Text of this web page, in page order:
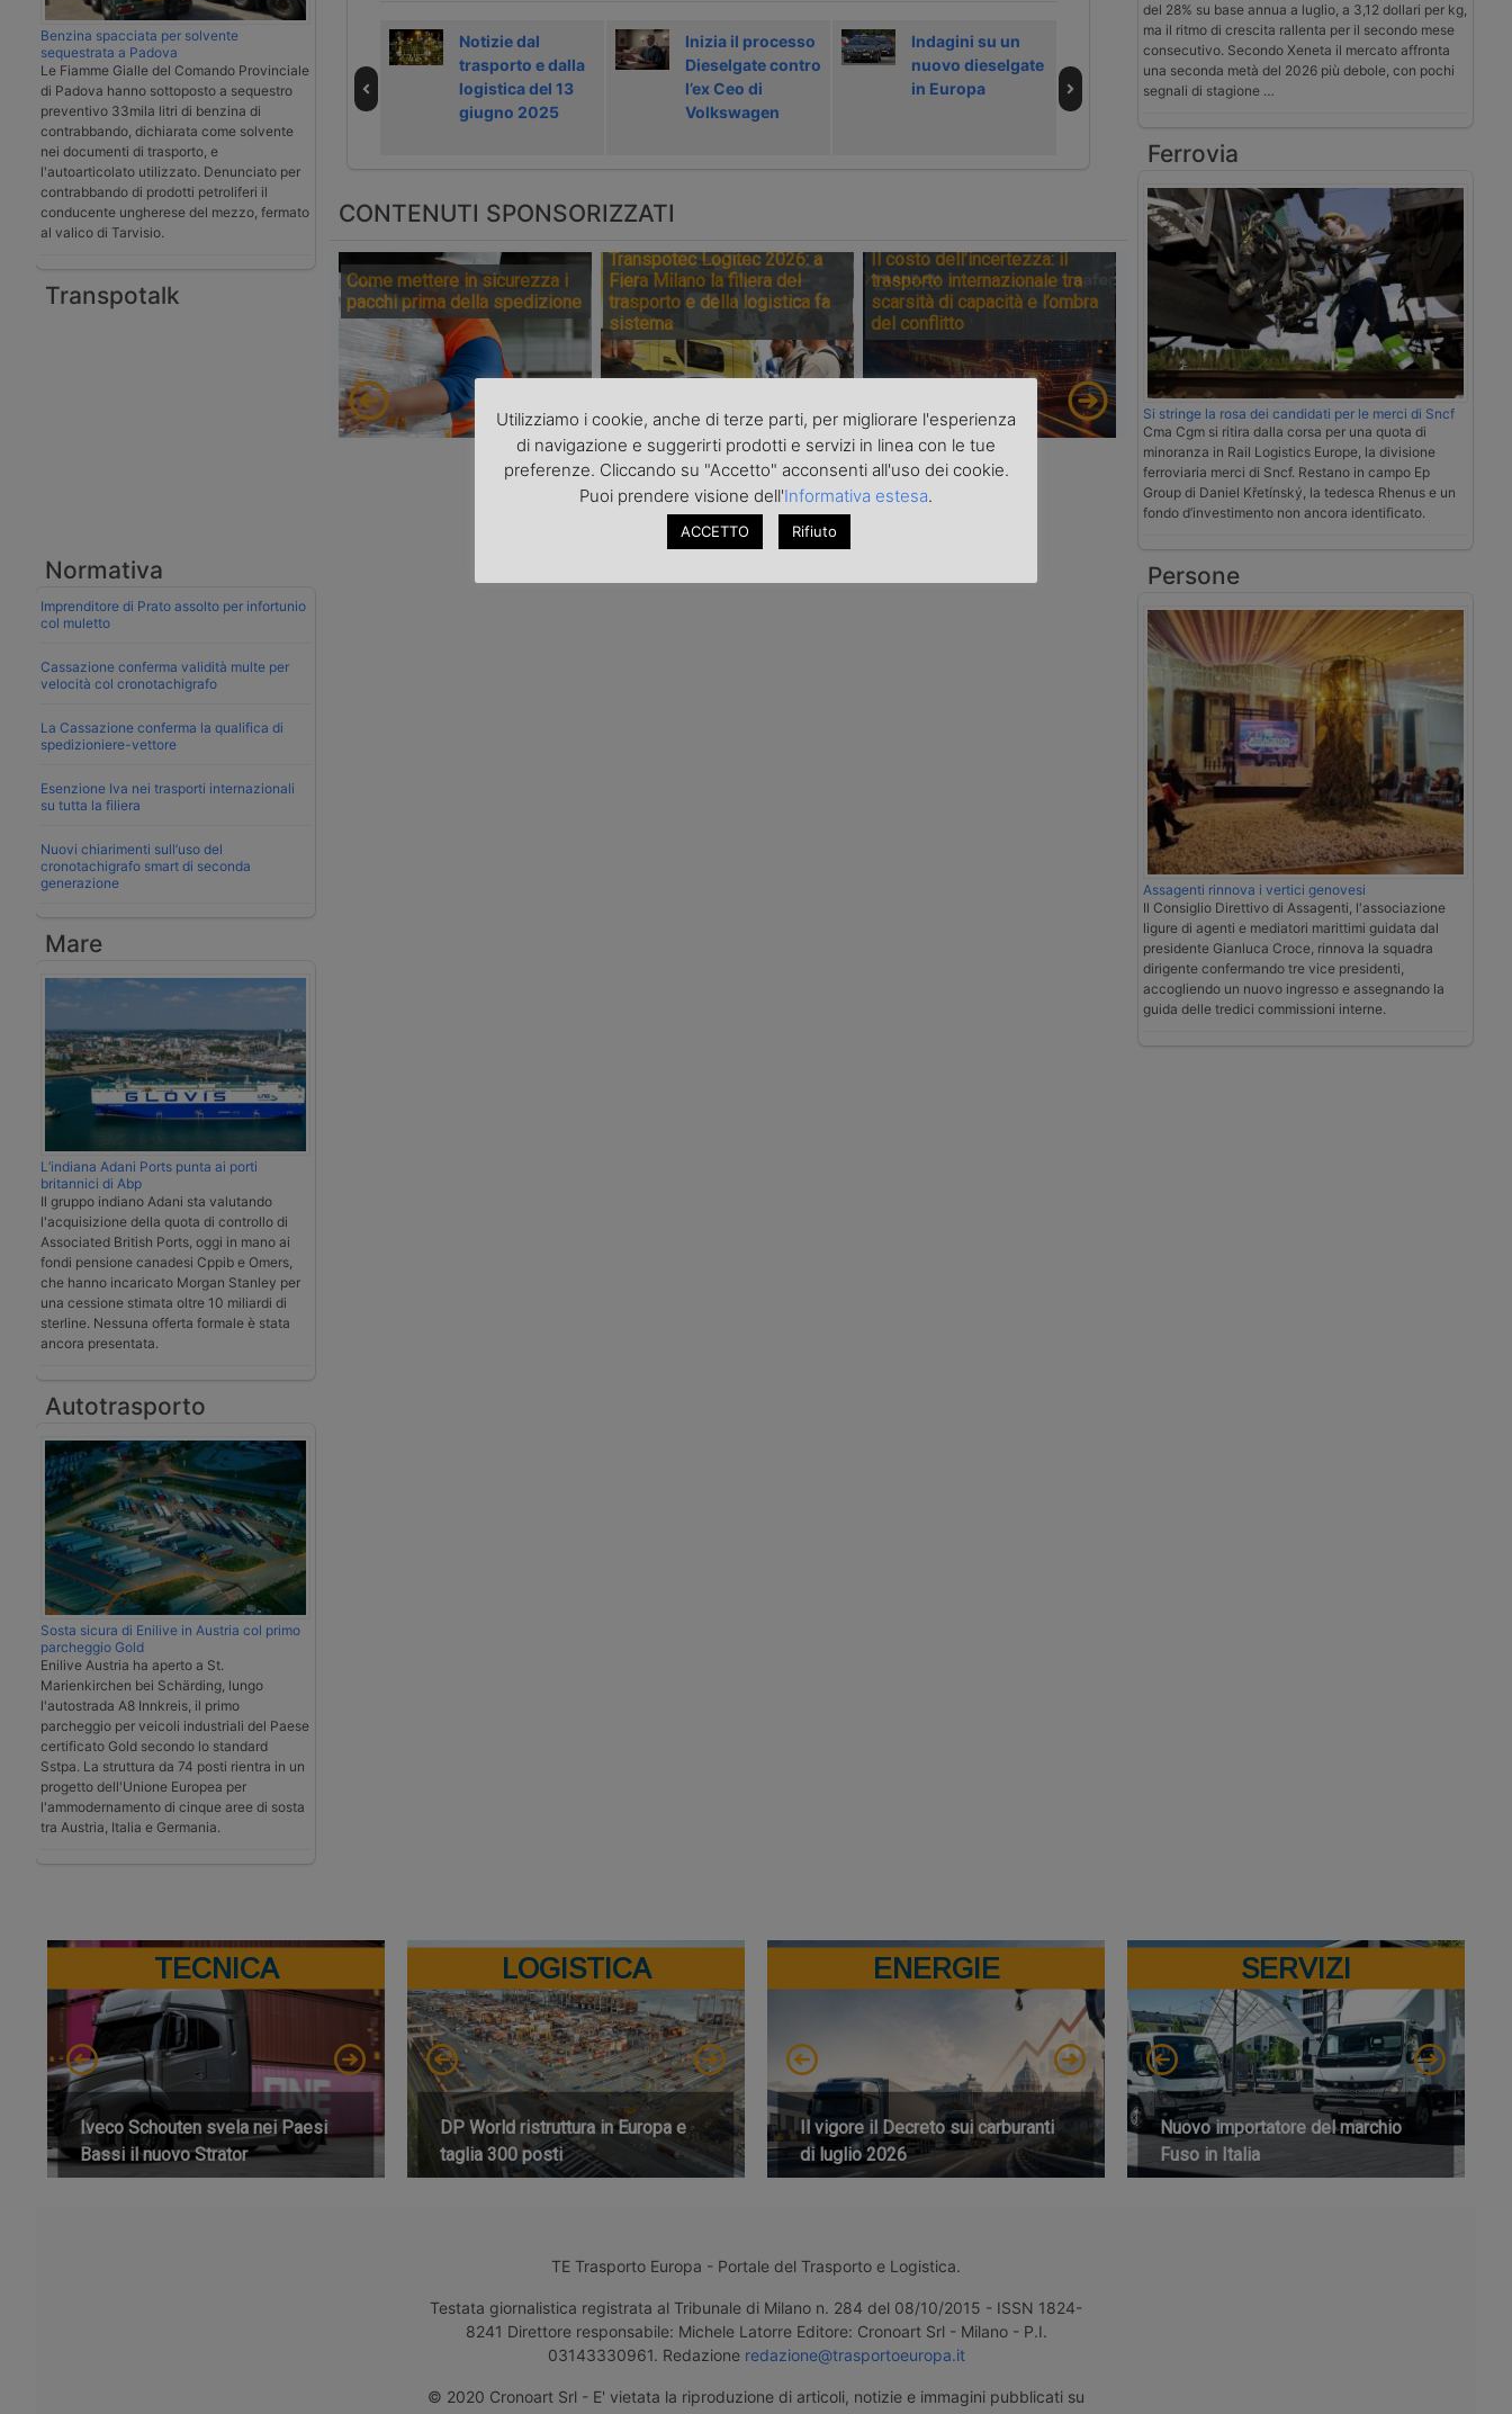
Benzina spacciata per solvente
sequestrata a Padova
Le Fiamme Gialle del Comando Provinciale
di Padova hanno sottoposto a sequestro
preventivo 33mila litri di benzina di
contrabbando, dichiarata come solvente
nei documenti di trasporto, e
l'autoarticolato utilizzato. Denunciato per
contrabbando di prodotti petroliferi il
conducente ungherese del mezzo, fermato
al valico di Tarvisio.
Transpotalk
Normativa
Imprenditore di Prato assolto per infortunio
col muletto
Cassazione conferma validità multe per
velocità col cronotachigrafo
La Cassazione conferma la qualifica di
spedizioniere-vettore
Esenzione Iva nei trasporti internazionali
su tutta la filiera
Nuovi chiarimenti sull’uso del
cronotachigrafo smart di seconda
generazione
Mare
L’indiana Adani Ports punta ai porti
britannici di Abp
Il gruppo indiano Adani sta valutando
l'acquisizione della quota di controllo di
Associated British Ports, oggi in mano ai
fondi pensione canadesi Cppib e Omers,
che hanno incaricato Morgan Stanley per
una cessione stimata oltre 10 miliardi di
sterline. Nessuna offerta formale è stata
ancora presentata.
Autotrasporto
Sosta sicura di Enilive in Austria col primo
parcheggio Gold
Enilive Austria ha aperto a St.
Marienkirchen bei Schärding, lungo
l'autostrada A8 Innkreis, il primo
parcheggio per veicoli industriali del Paese
certificato Gold secondo lo standard
Sstpa. La struttura da 74 posti rientra in un
progetto dell'Unione Europea per
l'ammodernamento di cinque aree di sosta
tra Austria, Italia e Germania.
VW inizia il
richiamo del
dieselgate in
Germania
UE sta
cambiando le
norme su
emissioni
autoveicoli
Notizie dal
trasporto e dalla
logistica del 13
giugno 2025
Inizia il processo
Dieselgate contro
l’ex Ceo di
Volkswagen
Indagini su un
nuovo dieselgate
in Europa
Stabilimenti
automotive
rischio chiusura
Germania ordina
richiamo furgoni
CONTENUTI SPONSORIZZATI
Come mettere in sicurezza i
pacchi prima della spedizione
Transpotec Logitec 2026: a
Fiera Milano la filiera del
trasporto e della logistica fa
sistema
Il costo dell’incertezza: il
trasporto internazionale tra
scarsità di capacità e l’ombra
del conflitto
del 28% su base annua a luglio, a 3,12 dollari per kg,
ma il ritmo di crescita rallenta per il secondo mese
consecutivo. Secondo Xeneta il mercato affronta
una seconda metà del 2026 più debole, con pochi
segnali di stagione …
Ferrovia
Si stringe la rosa dei candidati per le merci di Sncf
Cma Cgm si ritira dalla corsa per una quota di
minoranza in Rail Logistics Europe, la divisione
ferroviaria merci di Sncf. Restano in campo Ep
Group di Daniel Křetínský, la tedesca Rhenus e un
fondo d’investimento non ancora identificato.
Persone
Assagenti rinnova i vertici genovesi
Il Consiglio Direttivo di Assagenti, l'associazione
ligure di agenti e mediatori marittimi guidata dal
presidente Gianluca Croce, rinnova la squadra
dirigente confermando tre vice presidenti,
accogliendo un nuovo ingresso e assegnando la
guida delle tredici commissioni interne.
TECNICA
Iveco Schouten svela nei Paesi
Bassi il nuovo Strator
LOGISTICA
DP World ristruttura in Europa e
taglia 300 posti
ENERGIE
Il vigore il Decreto sui carburanti
di luglio 2026
SERVIZI
Nuovo importatore del marchio
Fuso in Italia
TE Trasporto Europa - Portale del Trasporto e Logistica.
Testata giornalistica registrata al Tribunale di Milano n. 284 del 08/10/2015 - ISSN 1824-
8241 Direttore responsabile: Michele Latorre Editore: Cronoart Srl - Milano - P.I.
03143330961. Redazione redazione@trasportoeuropa.it
© 2020 Cronoart Srl - E' vietata la riproduzione di articoli, notizie e immagini pubblicati su
Utilizziamo i cookie, anche di terze parti, per migliorare l'esperienza
di navigazione e suggerirti prodotti e servizi in linea con le tue
preferenze. Cliccando su "Accetto" acconsenti all'uso dei cookie.
Puoi prendere visione dell'Informativa estesa.
ACCETTO Rifiuto